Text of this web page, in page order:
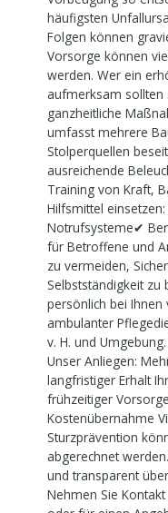
häufigsten
Folgen können
Vorsorge können
werden. Wer ein
aufmerksam sollten
ganzheitliche
umfasst mehrere
Stolperquellen
ausreichende
Training von Kraft,
Hilfsmittel
Notrufsysteme✔
für Betroffene und
zu vermeiden,
Selbstständigkeit zu
persönlich bei
ambulanter
v. H. und
Unser Anliegen:
langfristiger Erhalt
frühzeitiger
Kostenübernahme
Sturzprävention
abgerechnet
und transparent
Nehmen Sie